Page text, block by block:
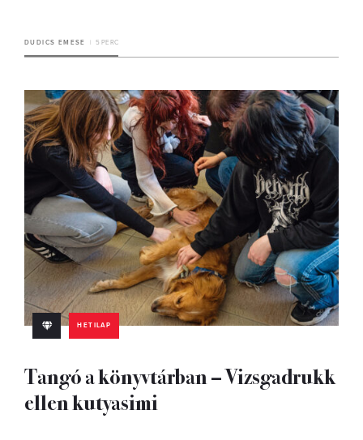
DUDICS EMESE 5 PERC
HETILAP
Tangó a könyvtárban – Vizsgadrukk
ellen kutyasimi